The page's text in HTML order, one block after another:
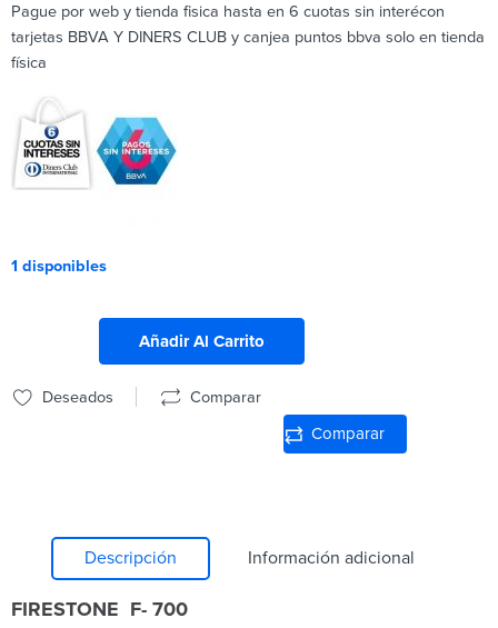
Pague por web y tienda fisica hasta en 6 cuotas sin interécon
tarjetas BBVA Y DINERS CLUB y canjea puntos bbva solo en tienda
física
1 disponibles
Añadir Al Carrito
Deseados Comparar
Comparar
Descripción Información adicional
FIRESTONE F- 700